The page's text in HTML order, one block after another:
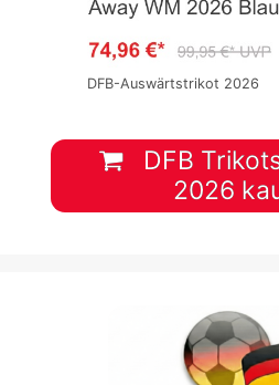
DFB-Auswärtstrikot 2026
DFB
2026